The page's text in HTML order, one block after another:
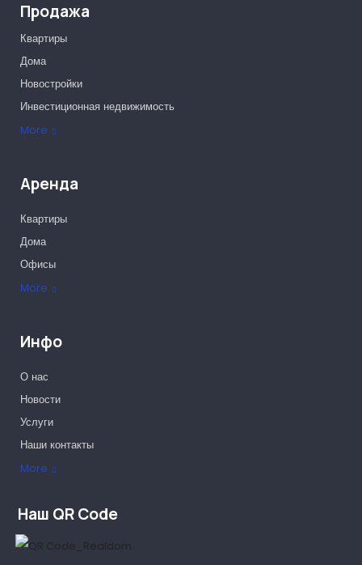
Продажа
More
Квартиры
Дома
Новостройки
Инвестиционная недвижимость
Офисы
Аренда
More
Квартиры
Дома
Офисы
Инфо
More
О нас
Новости
Услуги
Наши контакты
Наши партнеры
Наш QR Code